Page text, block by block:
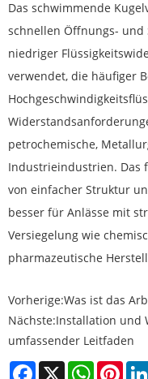
Das schwimmende
schnellen Öffnungs-
niedriger
verwendet, die häufiger
petrochemische,
Industrieindustrien. Das
von einfacher Struktur
besser für Anlässe mit
Versiegelung wie
pharmazeutische
Vorherige:Was ist das
Nächste:Installation und
umfassender Leitfaden
Facebook
X WhatsApp